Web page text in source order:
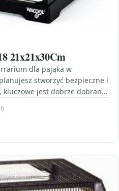
21x21x30Cm
dla pająka w
stworzyć bezpieczne i
jest dobrze dobrane